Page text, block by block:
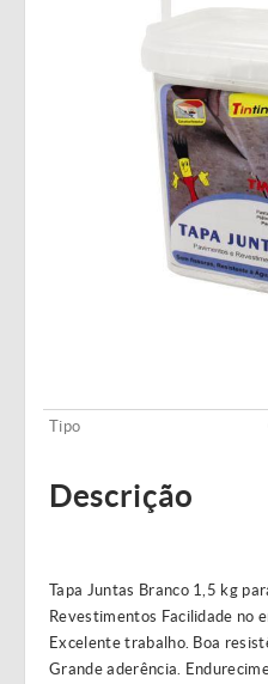
Tipo
Descrição
Tapa Juntas Branco 1,5 kg
Revestimentos Facilidade no
Excelente trabalho. Boa
Grande aderência.